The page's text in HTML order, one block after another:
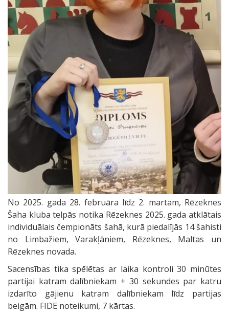
No 2025. gada 28. februāra līdz 2. martam, Rēzeknes
Šaha kluba telpās notika Rēzeknes 2025. gada atklātais
individuālais čempionāts šahā, kurā piedalījās 14 šahisti
no Limbažiem, Varakļāniem, Rēzeknes, Maltas un
Rēzeknes novada.
Sacensības tika spēlētas ar laika kontroli 30 minūtes
partijai katram dalībniekam + 30 sekundes par katru
izdarīto gājienu katram dalībniekam līdz partijas
beigām. FIDE noteikumi, 7 kārtas.